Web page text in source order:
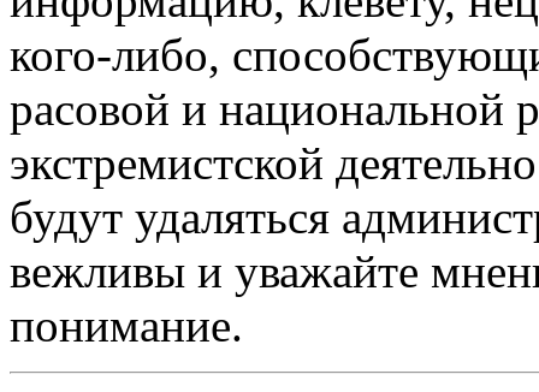
кого-либо,
расовой и национальной
экстремистской
будут удаляться
вежливы и уважайте
понимание.